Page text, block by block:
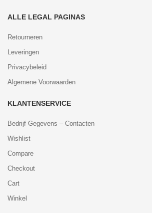
ALLE LEGAL PAGINAS
Retourneren
Leveringen
Privacybeleid
Algemene Voorwaarden
KLANTENSERVICE
Bedrijf Gegevens – Contacten
Wishlist
Compare
Checkout
Cart
Winkel